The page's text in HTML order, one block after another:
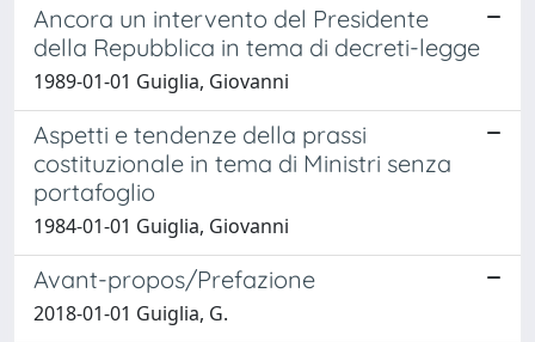
Ancora un intervento del Presidente
della Repubblica in tema di decreti-legge
1989-01-01 Guiglia, Giovanni
Aspetti e tendenze della prassi
costituzionale in tema di Ministri senza
portafoglio
1984-01-01 Guiglia, Giovanni
Avant-propos/Prefazione
2018-01-01 Guiglia, G.